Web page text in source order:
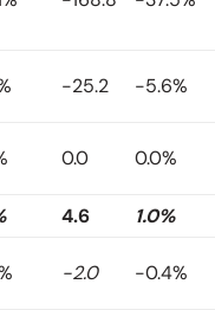
-25.2 -5.6%
0.0 0.0%
4.6
1.0%
-2.0 -0.4%